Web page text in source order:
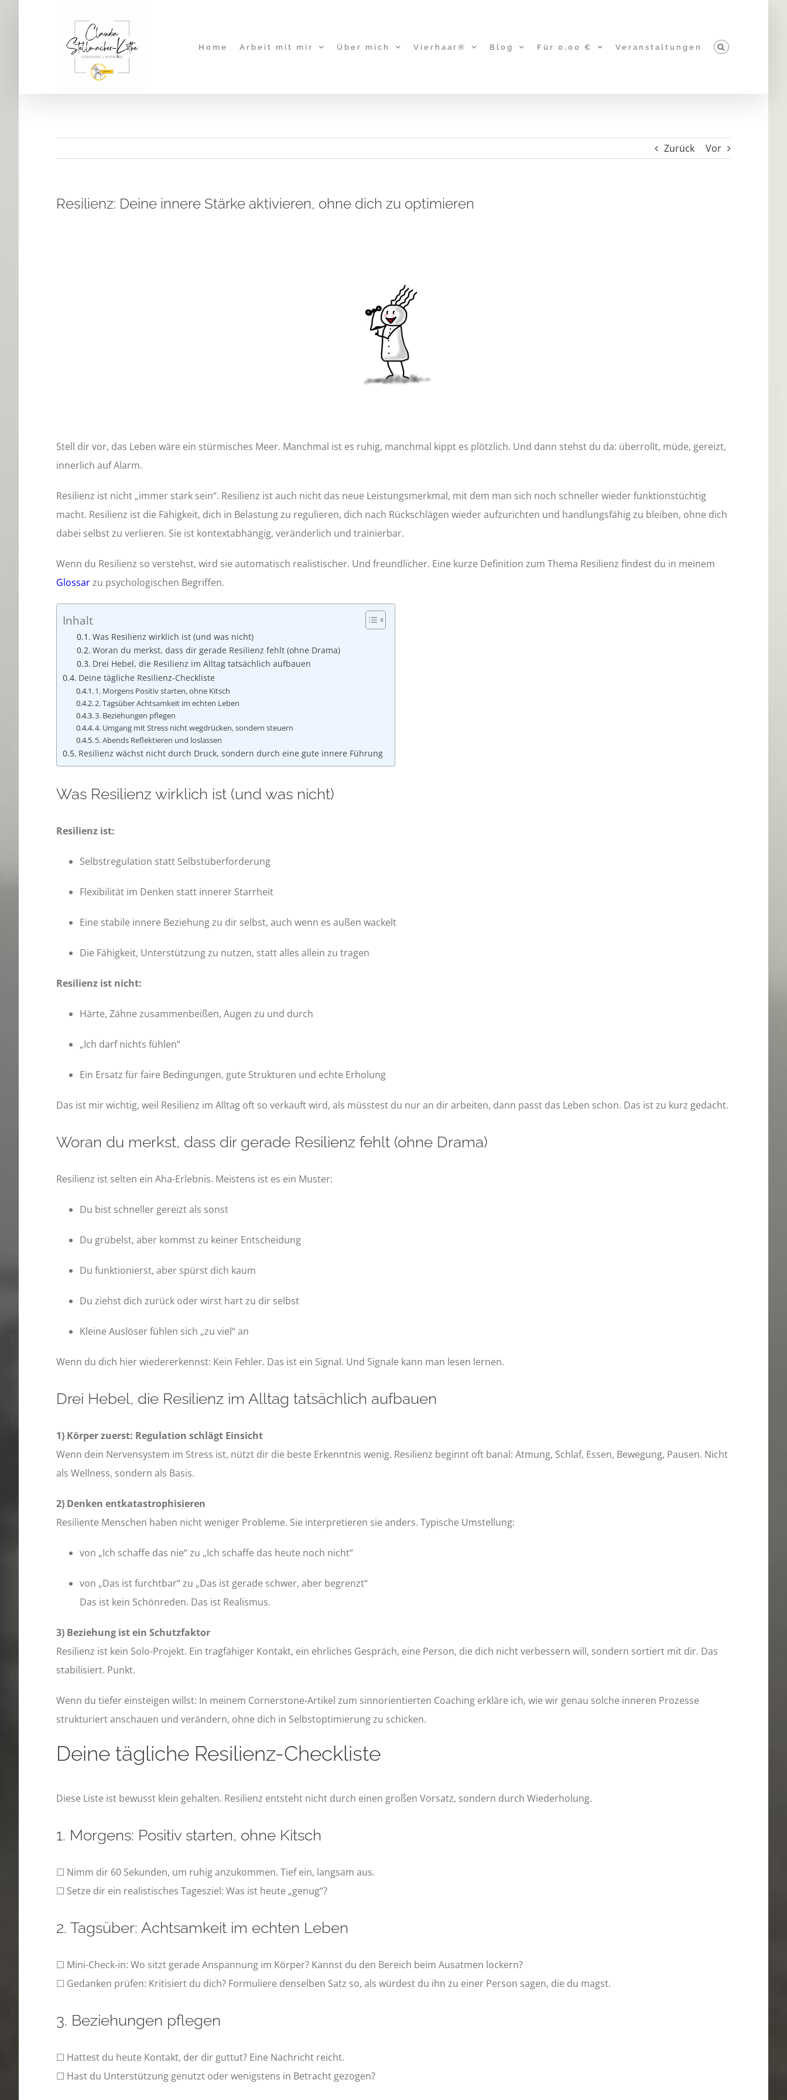
Home Arbeit mit mir Über mich Vierhaar® Blog Für 0,00 € Veranstaltungen
Zurück Vor
Resilienz: Deine innere Stärke aktivieren, ohne dich zu optimieren
Stell dir vor, das Leben wäre ein stürmisches Meer. Manchmal ist es ruhig, manchmal kippt es plötzlich. Und dann stehst du da: überrollt, müde, gereizt,
innerlich auf Alarm.
Resilienz ist nicht „immer stark sein“. Resilienz ist auch nicht das neue Leistungsmerkmal, mit dem man sich noch schneller wieder funktionstüchtig
macht. Resilienz ist die Fähigkeit, dich in Belastung zu regulieren, dich nach Rückschlägen wieder aufzurichten und handlungsfähig zu bleiben, ohne dich
dabei selbst zu verlieren. Sie ist kontextabhängig, veränderlich und trainierbar.
Wenn du Resilienz so verstehst, wird sie automatisch realistischer. Und freundlicher. Eine kurze Definition zum Thema Resilienz findest du in meinem
Glossarzu psychologischen Begriffen.
Inhalt
Was Resilienz wirklich ist (und was nicht)
Woran du merkst, dass dir gerade Resilienz fehlt (ohne Drama)
Drei Hebel, die Resilienz im Alltag tatsächlich aufbauen
Deine tägliche Resilienz-Checkliste
1. Morgens Positiv starten, ohne Kitsch
2. Tagsüber Achtsamkeit im echten Leben
3. Beziehungen pflegen
4. Umgang mit Stress nicht wegdrücken, sondern steuern
5. Abends Reflektieren und loslassen
Resilienz wächst nicht durch Druck, sondern durch eine gute innere Führung
Was Resilienz wirklich ist (und was nicht)
Resilienz ist:
Selbstregulation statt Selbstüberforderung
Flexibilität im Denken statt innerer Starrheit
Eine stabile innere Beziehung zu dir selbst, auch wenn es außen wackelt
Die Fähigkeit, Unterstützung zu nutzen, statt alles allein zu tragen
Resilienz ist nicht:
Härte, Zähne zusammenbeißen, Augen zu und durch
„Ich darf nichts fühlen“
Ein Ersatz für faire Bedingungen, gute Strukturen und echte Erholung
Das ist mir wichtig, weil Resilienz im Alltag oft so verkauft wird, als müsstest du nur an dir arbeiten, dann passt das Leben schon. Das ist zu kurz gedacht.
Woran du merkst, dass dir gerade Resilienz fehlt (ohne Drama)
Resilienz ist selten ein Aha-Erlebnis. Meistens ist es ein Muster:
Du bist schneller gereizt als sonst
Du grübelst, aber kommst zu keiner Entscheidung
Du funktionierst, aber spürst dich kaum
Du ziehst dich zurück oder wirst hart zu dir selbst
Kleine Auslöser fühlen sich „zu viel“ an
Wenn du dich hier wiedererkennst: Kein Fehler. Das ist ein Signal. Und Signale kann man lesen lernen.
Drei Hebel, die Resilienz im Alltag tatsächlich aufbauen
1) Körper zuerst: Regulation schlägt Einsicht
Wenn dein Nervensystem im Stress ist, nützt dir die beste Erkenntnis wenig. Resilienz beginnt oft banal: Atmung, Schlaf, Essen, Bewegung, Pausen. Nicht
als Wellness, sondern als Basis.
2) Denken entkatastrophisieren
Resiliente Menschen haben nicht weniger Probleme. Sie interpretieren sie anders. Typische Umstellung:
von „Ich schaffe das nie“ zu „Ich schaffe das heute noch nicht“
von „Das ist furchtbar“ zu „Das ist gerade schwer, aber begrenzt“
Das ist kein Schönreden. Das ist Realismus.
3) Beziehung ist ein Schutzfaktor
Resilienz ist kein Solo-Projekt. Ein tragfähiger Kontakt, ein ehrliches Gespräch, eine Person, die dich nicht verbessern will, sondern sortiert mit dir. Das
stabilisiert. Punkt.
Wenn du tiefer einsteigen willst: In meinem Cornerstone-Artikel zum sinnorientierten Coaching erkläre ich, wie wir genau solche inneren Prozesse
strukturiert anschauen und verändern, ohne dich in Selbstoptimierung zu schicken.
Deine tägliche Resilienz-Checkliste
Diese Liste ist bewusst klein gehalten. Resilienz entsteht nicht durch einen großen Vorsatz, sondern durch Wiederholung.
1. Morgens: Positiv starten, ohne Kitsch
☐ Nimm dir 60 Sekunden, um ruhig anzukommen. Tief ein, langsam aus.
☐ Setze dir ein realistisches Tagesziel: Was ist heute „genug“?
2. Tagsüber: Achtsamkeit im echten Leben
☐ Mini-Check-in: Wo sitzt gerade Anspannung im Körper? Kannst du den Bereich beim Ausatmen lockern?
☐ Gedanken prüfen: Kritisiert du dich? Formuliere denselben Satz so, als würdest du ihn zu einer Person sagen, die du magst.
3. Beziehungen pflegen
☐ Hattest du heute Kontakt, der dir guttut? Eine Nachricht reicht.
☐ Hast du Unterstützung genutzt oder wenigstens in Betracht gezogen?